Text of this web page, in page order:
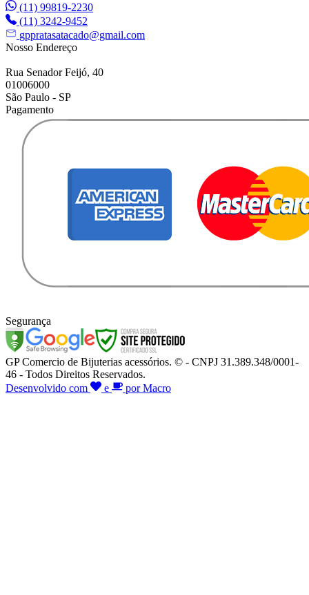
(11) 99819-2230
(11) 3242-9452
gppratasatacado@gmail.com
Nosso Endereço
Rua Senador Feijó, 40
01006000
São Paulo - SP
Pagamento
Segurança
GP Comercio de Bijuterias acessórios. © - CNPJ 31.389.348/0001-
46 - Todos Direitos Reservados.
Desenvolvido com
e por Macro